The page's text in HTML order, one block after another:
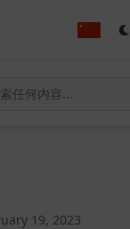
19, 2023